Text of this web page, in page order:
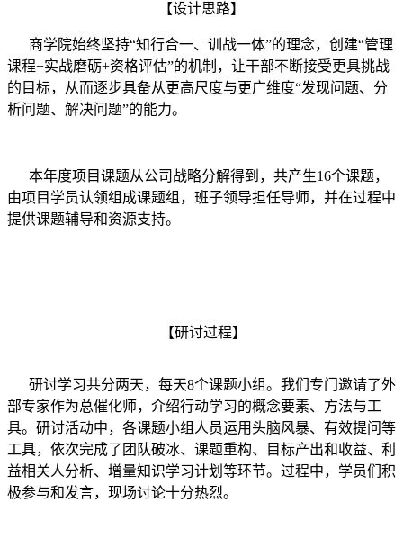
【设计思路】
商学院始终坚持“知行合一、训战一体”的理念，创建“管理
课程+实战磨砺+资格评估”的机制，让干部不断接受更具挑战
的目标，从而逐步具备从更高尺度与更广维度“发现问题、分
析问题、解决问题”的能力。
本年度项目课题从公司战略分解得到，共产生16个课题，
由项目学员认领组成课题组，班子领导担任导师，并在过程中
提供课题辅导和资源支持。
【研讨过程】
研讨学习共分两天，每天8个课题小组。我们专门邀请了外
部专家作为总催化师，介绍行动学习的概念要素、方法与工
具。研讨活动中，各课题小组人员运用头脑风暴、有效提问等
工具，依次完成了团队破冰、课题重构、目标产出和收益、利
益相关人分析、增量知识学习计划等环节。过程中，学员们积
极参与和发言，现场讨论十分热烈。